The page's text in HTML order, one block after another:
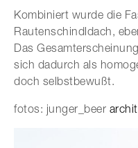
Kombiniert wurde die
Rautenschindldach,
Das
sich dadurch als
doch selbstbewußt.
fotos: junger_beer